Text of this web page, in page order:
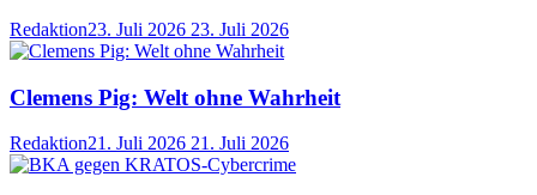
Redaktion23. Juli 2026 23. Juli 2026
Clemens Pig: Welt ohne Wahrheit
Redaktion21. Juli 2026 21. Juli 2026